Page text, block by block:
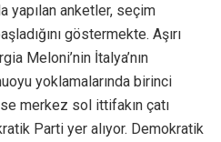
yapılan anketler, seçim
göstermekte. Aşırı
Meloni’nin İtalya’nın
yoklamalarında birinci
merkez sol ittifakın çatı
Parti yer alıyor. Demokratik